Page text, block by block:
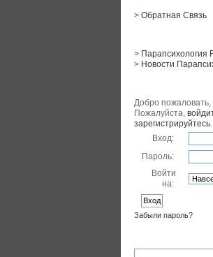
> Обратная Cвязь
> Парапсихология
> Новости
Добро пожаловать,
Пожалуйста,
зарегистрируйтесь.
Вход:
Пароль:
Войти
на:
Забыли пароль?